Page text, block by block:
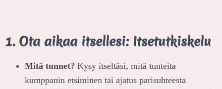
1. Ota aikaa itsellesi: Itsetutkiskelu
Mitä tunnet? Kysy itseltäsi, mitä tunteita
kumppanin etsiminen tai ajatus parisuhteesta